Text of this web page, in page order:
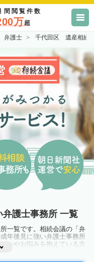
間閲覧件数
万超
弁護士 千代田区 遺産相続
護士事務所 一覧
一覧です。相続会議の「弁
年後見に強い弁護士事務所
ルやお悩みを抱えている方